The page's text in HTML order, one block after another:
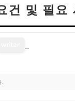
건 및 필요
.